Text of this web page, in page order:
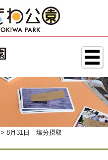
> 8月31日 塩分摂取